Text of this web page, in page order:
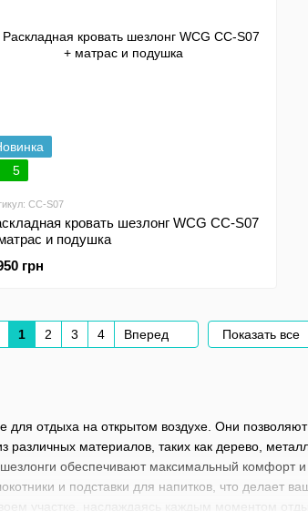
отдыха на открытом воздухе. Они
различных материалов, таких как дерево,
обеспечивают максимальный комфорт
и подставки для напитков, что делает
участке, наслаждаясь каждым моментом
5
CC-S07
кровать шезлонг WCG CC-S07
и подушка
грн
1 2 3 4 Вперед Показать все